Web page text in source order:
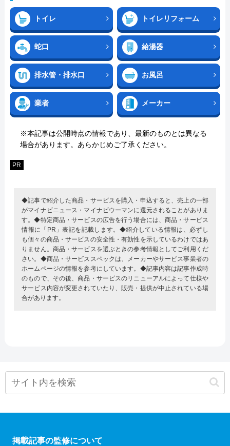
トイレ トイレリフォーム
蛇口 給湯器
排水管・排水口 お風呂
業者 メーカー
※本記事は公開時点の情報であり、最新のものとは異なる
場合があります。あらかじめご了承ください。
PR
◆記事で紹介した商品・サービスを購入・申込すると、売上の一部
がマイナビニュース・マイナビウーマンに還元されることがありま
す。◆特定商品・サービスの広告を行う場合には、商品・サービス
情報に「PR」表記を記載します。◆紹介している情報は、必ずし
も個々の商品・サービスの安全性・有効性を示しているわけではあ
りません。商品・サービスを選ぶときの参考情報としてご利用くだ
さい。◆商品・サービススペックは、メーカーやサービス事業者の
ホームページの情報を参考にしています。◆記事内容は記事作成時
のもので、その後、商品・サービスのリニューアルによって仕様や
サービス内容が変更されていたり、販売・提供が中止されている場
合があります。
掲載記事の監修について